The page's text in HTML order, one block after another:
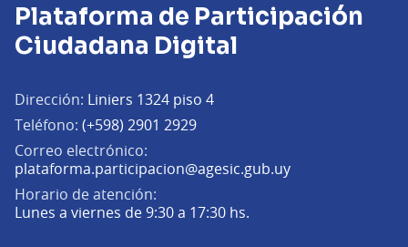
Plataforma de Participación
Ciudadana Digital
Dirección: Liniers 1324 piso 4
Teléfono: (+598) 2901 2929
Correo electrónico:
plataforma.participacion@agesic.gub.uy(Abrir en una
Horario de atención:
Lunes a viernes de 9:30 a 17:30 hs.